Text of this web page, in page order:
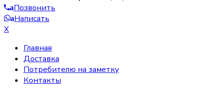
aПозвонить
aНаписать
X
Главная
Доставка
Потребителю на заметку
Контакты